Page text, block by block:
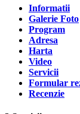
Informatii
Galerie Foto
Program
Adresa
Harta
Video
Servicii
Formular
Recenzie